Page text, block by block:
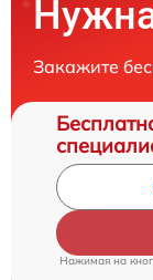
Закажите
Нажимая на